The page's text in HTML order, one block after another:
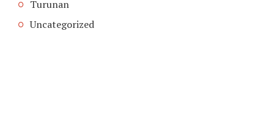
Turunan
Uncategorized